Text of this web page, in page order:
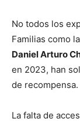
No todos los
Familias como
Daniel Arturo
en 2023, han
de recompensa.
La falta de